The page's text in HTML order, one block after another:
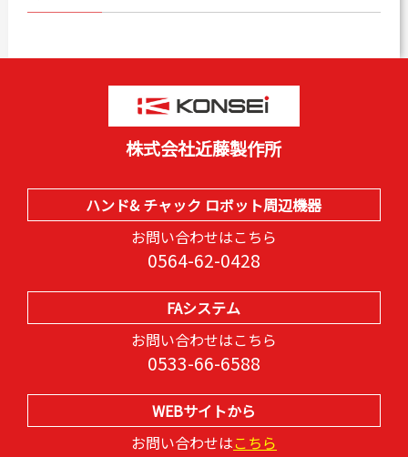
株式会社近藤製作所
ハンド& チャック ロボット周辺機器
お問い合わせはこちら
0564-62-0428
FAシステム
お問い合わせはこちら
0533-66-6588
WEBサイトから
お問い合わせはこちら